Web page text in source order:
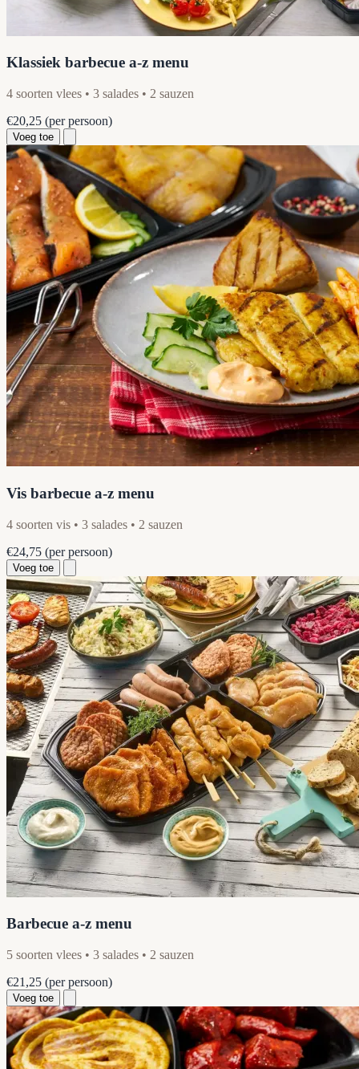
Klassiek barbecue a-z menu
4 soorten vlees • 3 salades • 2 sauzen
€20,25 (per persoon)
Voeg toe
Vis barbecue a-z menu
4 soorten vis • 3 salades • 2 sauzen
€24,75 (per persoon)
Voeg toe
Barbecue a-z menu
5 soorten vlees • 3 salades • 2 sauzen
€21,25 (per persoon)
Voeg toe